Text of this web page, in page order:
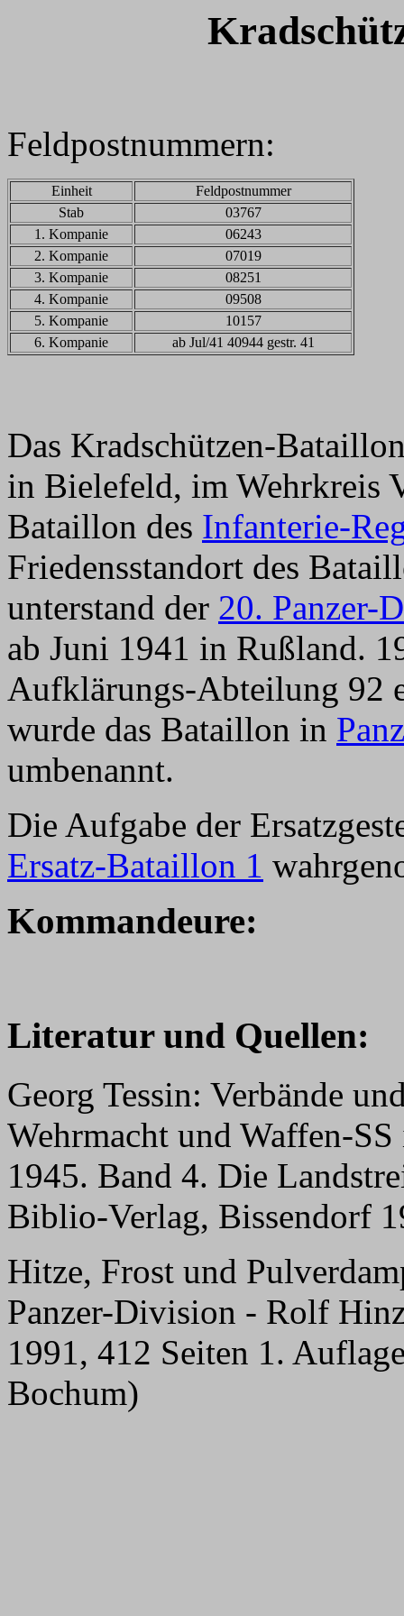
Feldpostnummern:
Einheit
Feldpostnummer
Stab
03767
1. Kompanie
06243
2. Kompanie
07019
3. Kompanie
08251
4. Kompanie
09508
5. Kompanie
10157
6. Kompanie
ab Jul/41 40944 gestr. 41
Das Kradschützen-
in Bielefeld, im Wehrkreis
Bataillon des Infanterie-
Friedensstandort des
unterstand der 20. Panzer-
ab Juni 1941 in Rußland.
Aufklärungs-Abteilung 92
wurde das Bataillon in
umbenannt.
Die Aufgabe der
Ersatz-Bataillon 1
Kommandeure:
Literatur und Quellen:
Georg Tessin: Verbände
Wehrmacht und Waffen-
1945. Band 4. Die
Biblio-Verlag, Bissendorf
Hitze, Frost und
Panzer-Division - Rolf
1991, 412 Seiten 1.
Bochum)